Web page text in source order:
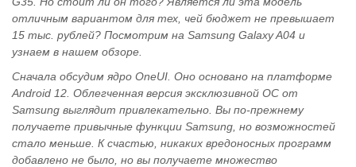
отличным вариантом для тех, чей бюджет не превышает
15 тыс. рублей? Посмотрим на Samsung Galaxy A04 и
узнаем в нашем обзоре.
Сначала обсудим ядро OneUI. Оно основано на платформе
Android 12. Облегченная версия эксклюзивной ОС от
Samsung выглядит привлекательно. Вы по-прежнему
получаете привычные функции Samsung, но возможностей
стало меньше. К счастью, никаких вредоносных программ
добавлено не было, но вы получаете множество